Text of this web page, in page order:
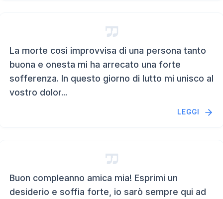
La morte così improvvisa di una persona tanto
buona e onesta mi ha arrecato una forte
sofferenza. In questo giorno di lutto mi unisco al
vostro dolor...
LEGGI
Buon compleanno amica mia! Esprimi un
desiderio e soffia forte, io sarò sempre qui ad